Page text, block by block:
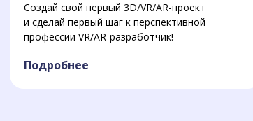
Создай свой первый 3D/VR/AR-проект
и сделай первый шаг к перспективной
профессии VR/AR-разработчик!
Подробнее